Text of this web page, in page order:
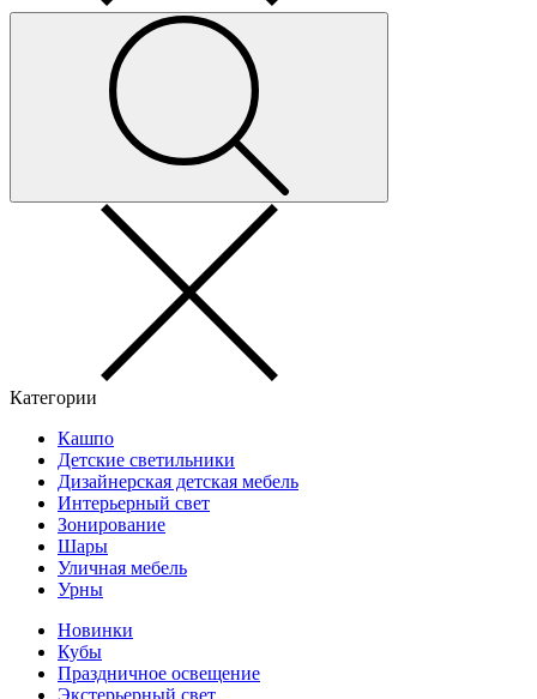
Категории
Кашпо
Детские светильники
Дизайнерская детская мебель
Интерьерный свет
Зонирование
Шары
Уличная мебель
Урны
Новинки
Кубы
Праздничное освещение
Экстерьерный свет